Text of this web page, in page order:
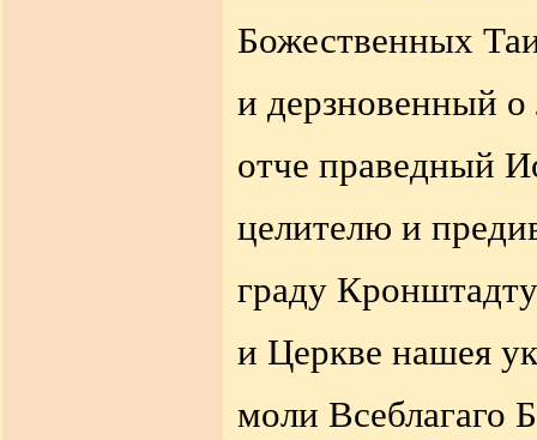
Божественных
и дерзновенный
отче праведный
целителю и
граду
и Церкве нашея
моли Всеблагаго